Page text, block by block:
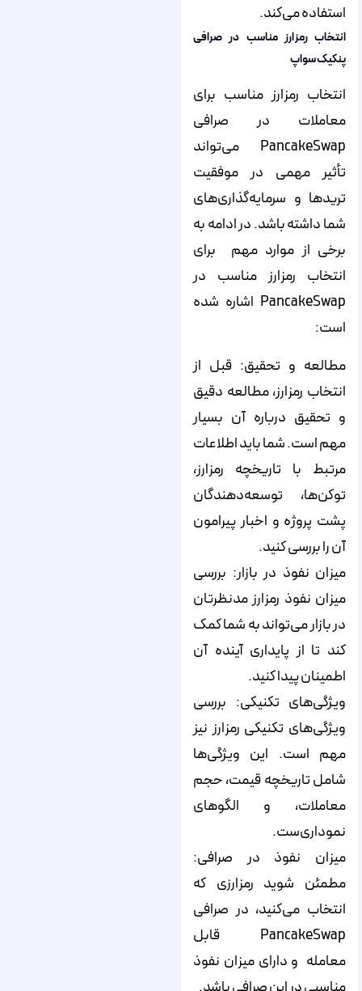
استفاده می‌کند.
انتخاب رمزارز مناسب در صرافی
پنکیک سواپ
انتخاب رمزارز مناسب برای
معاملات در صرافی
PancakeSwap می‌تواند
تأثیر مهمی در موفقیت
تریدها و سرمایه‌گذاری‌های
شما داشته باشد. در ادامه به
برخی از موارد مهم برای
انتخاب رمزارز مناسب در
PancakeSwap اشاره شده
است:
مطالعه و تحقیق: قبل از
انتخاب رمزارز، مطالعه دقیق
و تحقیق درباره آن بسیار
مهم است. شما باید اطلاعات
مرتبط با تاریخچه رمزارز،
توکن‌ها، توسعه‌دهندگان
پشت پروژه و اخبار پیرامون
آن را بررسی کنید.
میزان نفوذ در بازار: بررسی
میزان نفوذ رمزارز مدنظرتان
در بازار می‌تواند به شما کمک
کند تا از پایداری آینده آن
اطمینان پیدا کنید.
ویژگی‌های تکنیکی: بررسی
ویژگی‌های تکنیکی رمزارز نیز
مهم است. این ویژگی‌ها
شامل تاریخچه قیمت، حجم
معاملات، و الگوهای
نموداری‌ست.
میزان نفوذ در صرافی:
مطمئن شوید رمزارزی که
انتخاب می‌کنید، در صرافی
PancakeSwap قابل
معامله و دارای میزان نفوذ